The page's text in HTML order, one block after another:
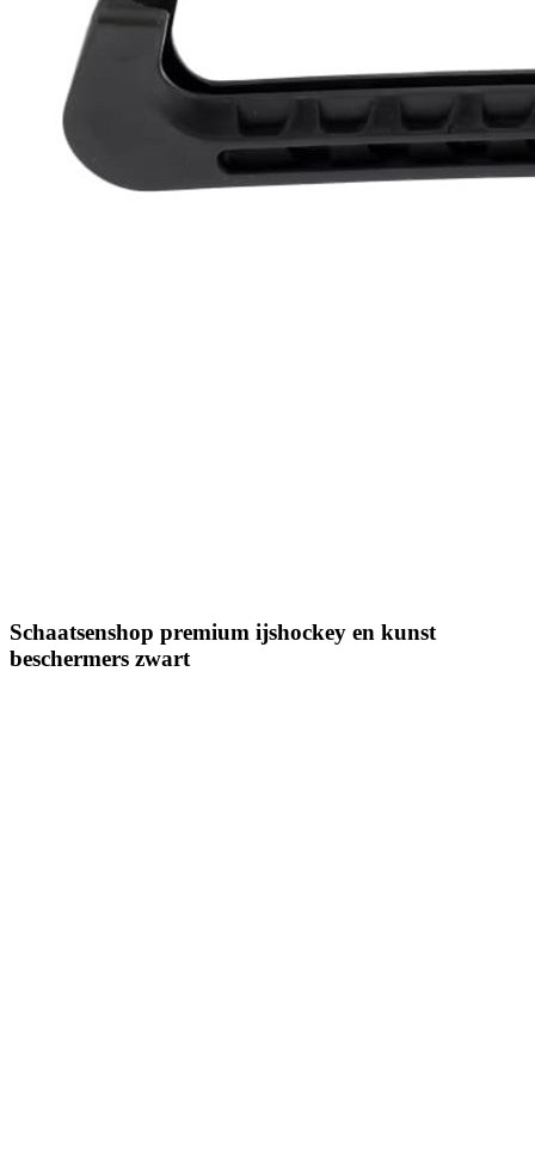
Schaatsenshop premium ijshockey en kunst
beschermers zwart